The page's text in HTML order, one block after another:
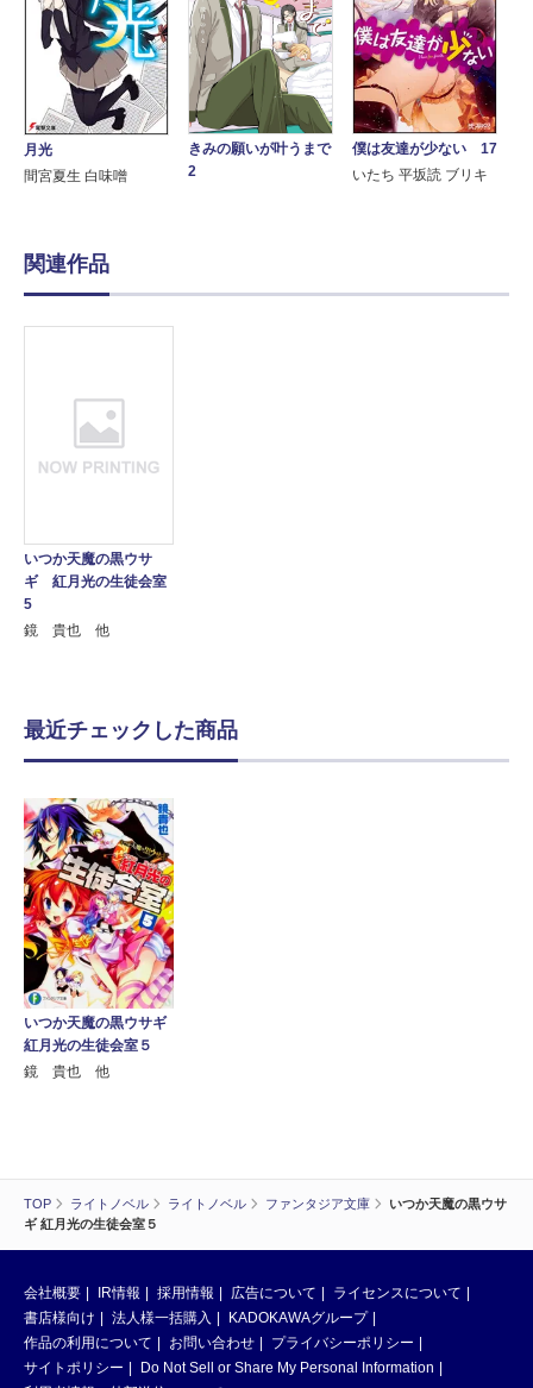
TOP ライトノベル ライトノベル ファンタジア文庫
いつか天魔の黒ウサ
ギ 紅月光の生徒会室５
月光
間宮夏生 白味噌
きみの願いが叶うまで
2
僕は友達が少ない 17
いたち 平坂読 ブリキ
関連作品
いつか天魔の黒ウサ
ギ 紅月光の生徒会室
5
鏡 貴也 他
最近チェックした商品
いつか天魔の黒ウサギ
紅月光の生徒会室５
鏡 貴也 他
会社概要 IR情報 採用情報 広告について
ライセンスについて
書店様向け
法人様一括購入
KADOKAWAグループ
作品の利用について
お問い合わせ
プライバシーポリシー
サイトポリシー
Do Not Sell or Share My Personal Information